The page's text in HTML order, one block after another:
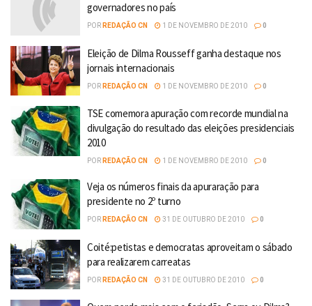
governadores no país
POR REDAÇÃO CN 1 DE NOVEMBRO DE 2010 0
Eleição de Dilma Rousseff ganha destaque nos
jornais internacionais
POR REDAÇÃO CN 1 DE NOVEMBRO DE 2010 0
TSE comemora apuração com recorde mundial na
divulgação do resultado das eleições presidenciais
2010
POR REDAÇÃO CN 1 DE NOVEMBRO DE 2010 0
Veja os números finais da apuraração para
presidente no 2º turno
POR REDAÇÃO CN 31 DE OUTUBRO DE 2010 0
Coité:petistas e democratas aproveitam o sábado
para realizarem carreatas
POR REDAÇÃO CN 31 DE OUTUBRO DE 2010 0